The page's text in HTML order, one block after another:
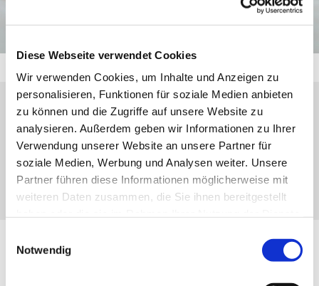
Diese Webseite verwendet Cookies
Wir verwenden Cookies, um Inhalte und Anzeigen zu
personalisieren, Funktionen für soziale Medien anbieten
zu können und die Zugriffe auf unsere Website zu
analysieren. Außerdem geben wir Informationen zu Ihrer
Verwendung unserer Website an unsere Partner für
soziale Medien, Werbung und Analysen weiter. Unsere
Partner führen diese Informationen möglicherweise mit
weiteren Daten zusammen, die Sie ihnen bereitgestellt
Notwendig
Donnerstag, 15. April 2027, 19:30 Uhr
Ev. Gemeindehaus Herborn, Kirchberg 4,
35745 Herborn